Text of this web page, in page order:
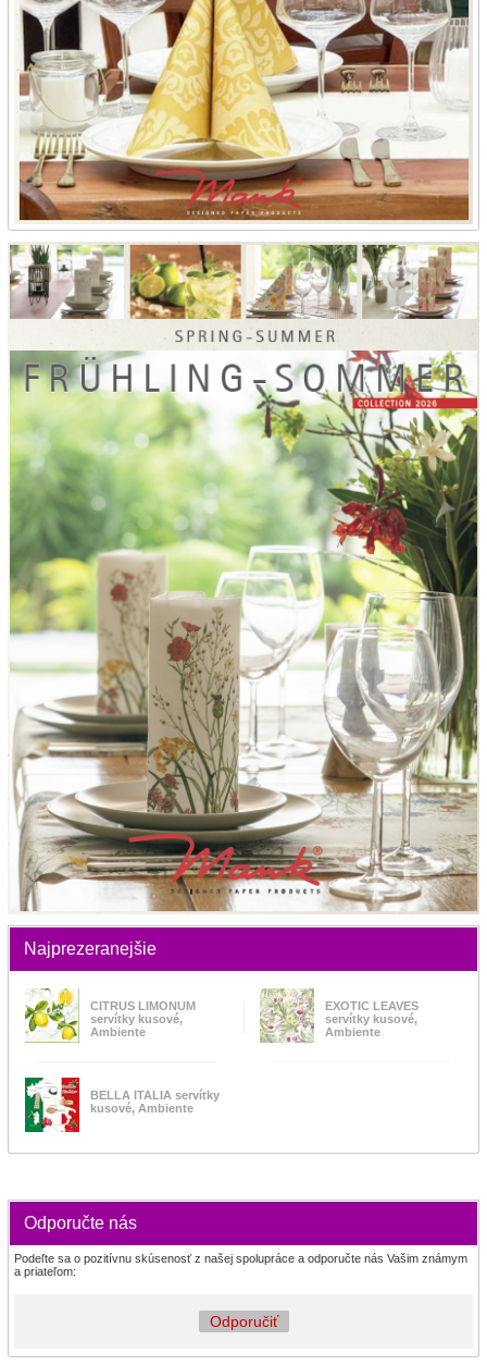
Najprezeranejšie
CITRUS LIMONUM
servítky kusové,
Ambiente
EXOTIC LEAVES
servítky kusové,
Ambiente
BELLA ITALIA servítky
kusové, Ambiente
Odporučte nás
Podeľte sa o pozitívnu skúsenosť z našej spolupráce a odporučte nás Vašim známym
a priateľom:
Odporučiť